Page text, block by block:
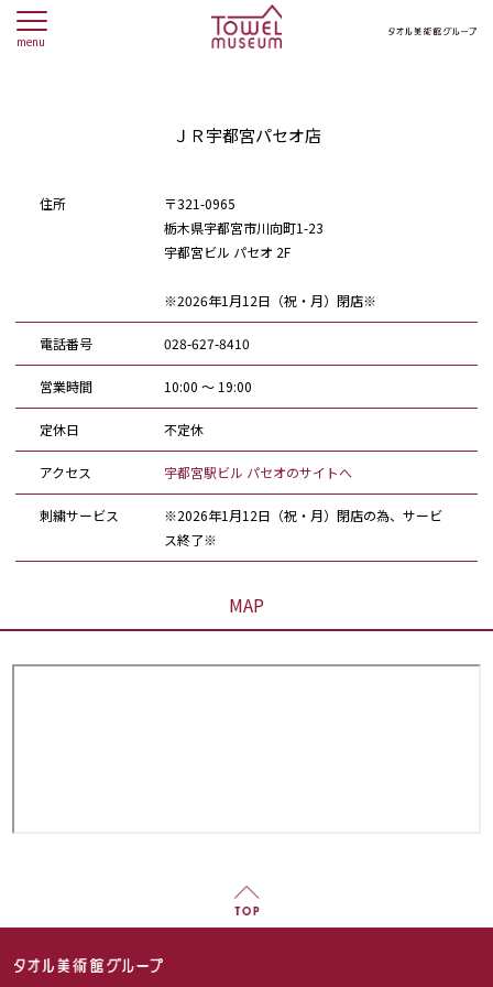
menu
ＪＲ宇都宮パセオ店
住所
〒321-0965
栃木県宇都宮市川向町1-23
宇都宮ビル パセオ 2F
※2026年1月12日（祝・月）閉店※
電話番号 028-627-8410
営業時間 10:00 ～ 19:00
定休日 不定休
アクセス 宇都宮駅ビル パセオのサイトへ
刺繍サービス
※2026年1月12日（祝・月）閉店の為、サービ
ス終了※
MAP